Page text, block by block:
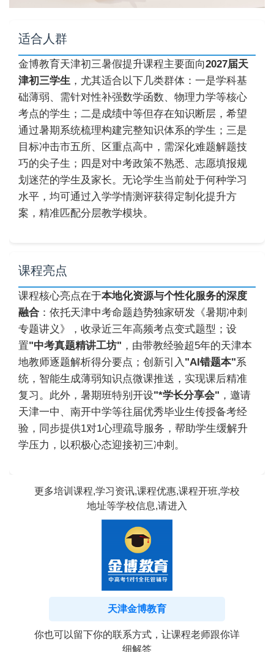
适合人群
金博教育天津初三暑假提升课程主要面向2027届天
津初三学生 ，尤其适合以下几类群体：一是学科基
础薄弱、需针对性补强数学函数、物理力学等核心
考点的学生；二是成绩中等但存在知识断层，希望
通过暑期系统梳理构建完整知识体系的学生；三是
目标冲击市五所、区重点高中，需深化难题解题技
巧的尖子生；四是对中考政策不熟悉、志愿填报规
划迷茫的学生及家长。无论学生当前处于何种学习
水平，均可通过入学学情测评获得定制化提升方
案，精准匹配分层教学模块。
课程亮点
课程核心亮点在于本地化资源与个性化服务的深度
融合 ：依托天津中考命题趋势独家研发《暑期冲刺
专题讲义》，收录近三年高频考点变式题型；设
置"中考真题精讲工坊" ，由带教经验超5年的天津本
地教师逐题解析得分要点；创新引入 "AI错题本"系
统，智能生成薄弱知识点微课推送，实现课后精准
复习。此外，暑期班特别开设"*学长分享会" ，邀请
天津一中、南开中学等往届优秀毕业生传授备考经
验，同步提供1对1心理疏导服务，帮助学生缓解升
学压力，以积极心态迎接初三冲刺。
更多培训课程,学习资讯,课程优惠,课程开班,学校
地址等学校信息,请进入
天津金博教育
你也可以留下你的联系方式，让课程老师跟你详
细解答